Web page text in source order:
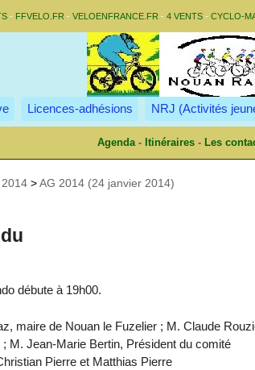
- FFVELO.FR - VELOENFRANCE.FR - 4 VENTS - CYCLO-
Licences-adhésions NRJ (Activités
Agenda- Itinéraires- Les
2014 >AG 2014 (24 janvier 2014)
débute à 19h00.
maire de Nouan le Fuzelier ; M. Claude
; M. Jean-Marie Bertin, Président du comité
Pierre et Matthias Pierre